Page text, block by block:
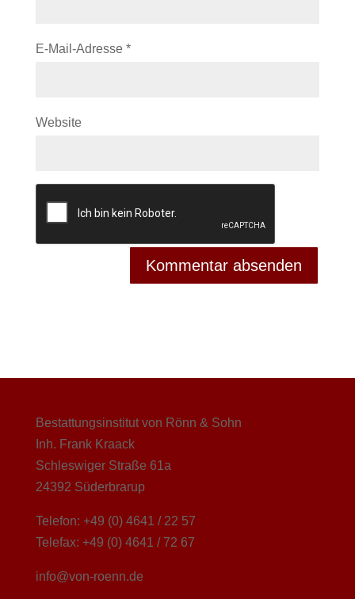
E-Mail-Adresse *
Website
Bestattungsinstitut von Rönn & Sohn
Inh. Frank Kraack
Schleswiger Straße 61a
24392 Süderbrarup
Telefon: +49 (0) 4641 / 22 57
Telefax: +49 (0) 4641 / 72 67
info@von-roenn.de